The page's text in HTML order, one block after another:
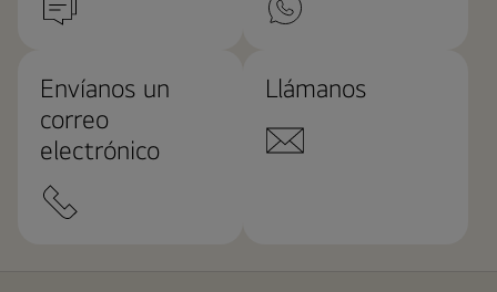
Envíanos un
correo
electrónico
Llámanos